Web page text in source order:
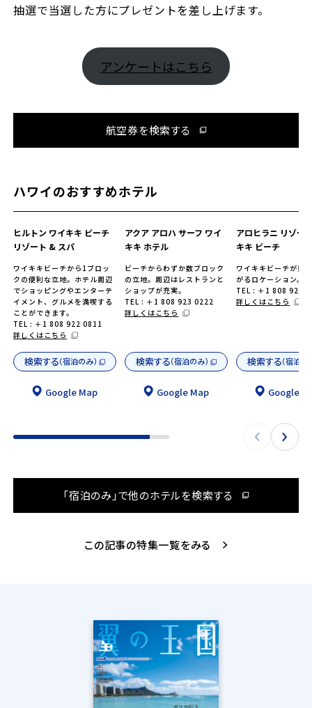
抽選で当選した方にプレゼントを差し上げます。
アンケートはこちら
航空券を検索する
ハワイのおすすめホテル
ヒルトン ワイキキ ビーチ
リゾート & スパ
ワイキキビーチから1ブロッ
クの便利な立地。ホテル周辺
でショッピングやエンターテ
イメント、グルメを満喫する
ことができます。
TEL : ＋1 808 922 0811
詳しくはこちら
検索する（宿泊のみ）
Google Map
アクア アロハ サーフ ワイ
キキ ホテル
ビーチからわずか数ブロック
の立地。周辺はレストランと
ショップが充実。
TEL : ＋1 808 923 0222
詳しくはこちら
検索する（宿泊のみ）
Google Map
アロヒラニ リゾー
キキ ビーチ
ワイキキビーチが目
がるロケーション。
TEL : ＋1 808 922
詳しくはこちら
検索する（宿泊の
Google
「宿泊のみ」で他のホテルを検索する
この記事の特集一覧をみる